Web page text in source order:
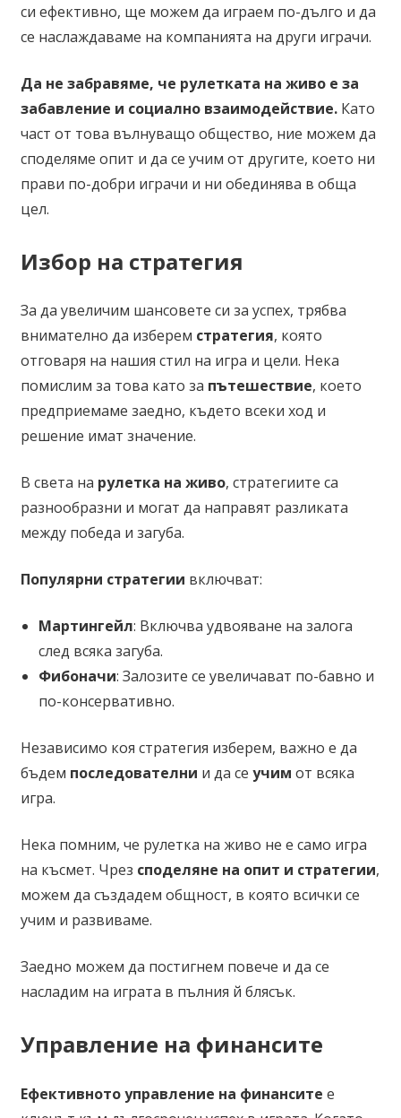
си ефективно, ще можем да играем по-дълго и да
се наслаждаваме на компанията на други играчи.
Да не забравяме, че рулетката на живо е за
забавление и социално взаимодействие.Като
част от това вълнуващо общество, ние можем да
споделяме опит и да се учим от другите, което ни
прави по-добри играчи и ни обединява в обща
цел.
Избор на стратегия
За да увеличим шансовете си за успех, трябва
внимателно да изберем стратегия, която
отговаря на нашия стил на игра и цели. Нека
помислим за това като за пътешествие, което
предприемаме заедно, където всеки ход и
решение имат значение.
В света на рулетка на живо, стратегиите са
разнообразни и могат да направят разликата
между победа и загуба.
Популярни стратегии включват:
Мартингейл: Включва удвояване на залога
след всяка загуба.
Фибоначи: Залозите се увеличават по-бавно и
по-консервативно.
Независимо коя стратегия изберем, важно е да
бъдем последователни и да се учим от всяка
игра.
Нека помним, че рулетка на живо не е само игра
на късмет. Чрез споделяне на опит и стратегии,
можем да създадем общност, в която всички се
учим и развиваме.
Заедно можем да постигнем повече и да се
насладим на играта в пълния й блясък.
Управление на финансите
Ефективното управление на финансите е